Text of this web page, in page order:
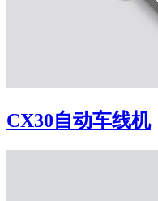
CX30自动车线机